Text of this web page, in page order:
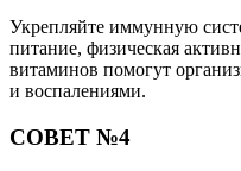
Укрепляйте иммунную
питание, физическая
витаминов помогут
и воспалениями.
СОВЕТ №4